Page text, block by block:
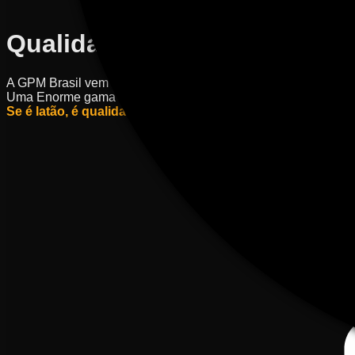
Qualidade
A GPM Brasil vem com uma qualidade superior em toda sua
Uma Enorme gama de produtos selecionados e aprovados
Se é latão, é qualidade, se é qualidade, é GPM! Só vem!